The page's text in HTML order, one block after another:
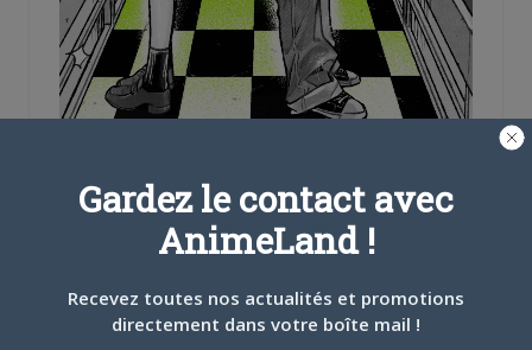
amoureuse d’un vendeur de disques (masqué) qui est
en faite une femme. Cette dernière est même la
Gardez le contact avec
AnimeLand !
Recevez toutes nos actualités et promotions
directement dans votre boîte mail !